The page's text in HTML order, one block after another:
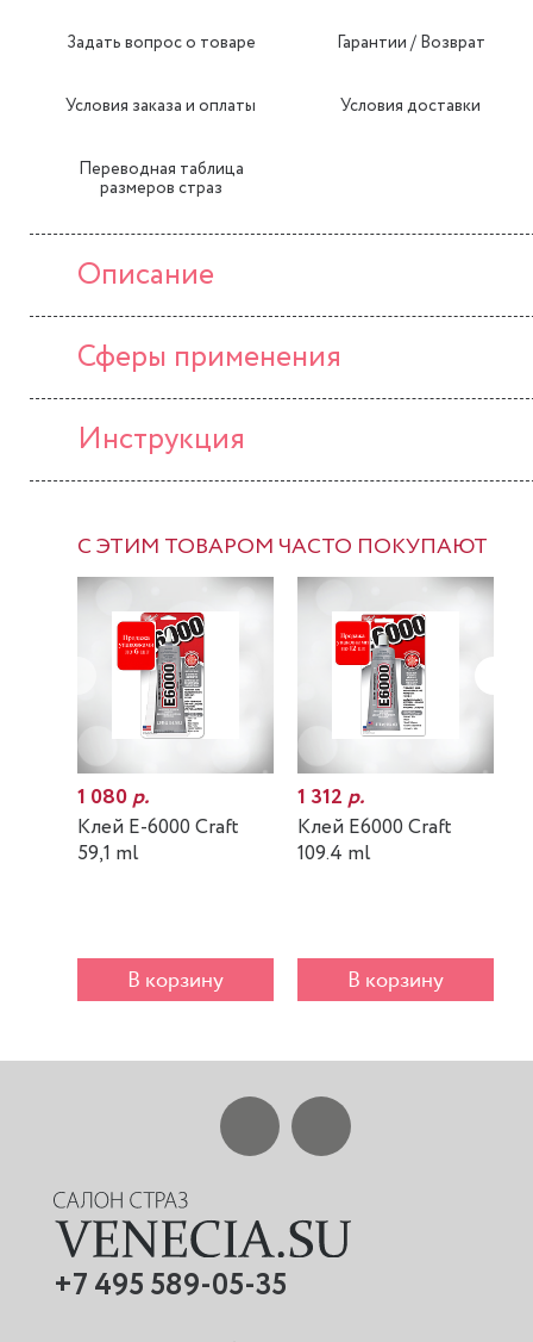
Задать вопрос о товаре Гарантии / Возврат
Условия заказа и оплаты Условия доставки
Переводная таблица
размеров страз
Описание
Сферы применения
Инструкция
С ЭТИМ ТОВАРОМ ЧАСТО ПОКУПАЮТ
1 080р.
Клей E-6000 Craft
59,1 ml
В корзину
1 312р.
Клей E6000 Craft
109.4 ml
В корзину
+7 495 589-05-35